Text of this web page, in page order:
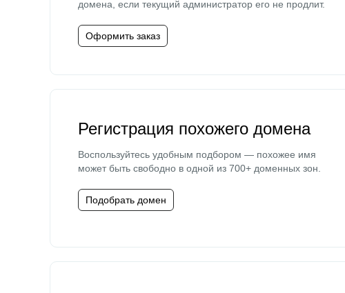
домена, если текущий администратор его не продлит.
Оформить заказ
Регистрация похожего домена
Воспользуйтесь удобным подбором — похожее имя
может быть свободно в одной из 700+ доменных зон.
Подобрать домен